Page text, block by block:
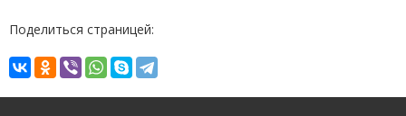
Поделиться страницей: